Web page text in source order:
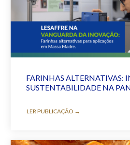
FARINHAS ALTERNATIVAS:
SUSTENTABILIDADE NA
LER PUBLICAÇÃO →